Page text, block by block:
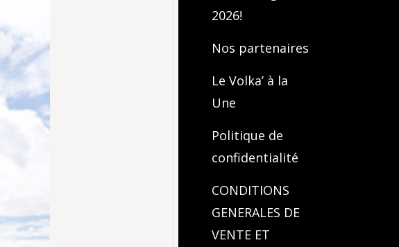
2026!
Nos partenaires
Le Volka’ à la
Une
Politique de
confidentialité
CONDITIONS
GENERALES DE
VENTE ET